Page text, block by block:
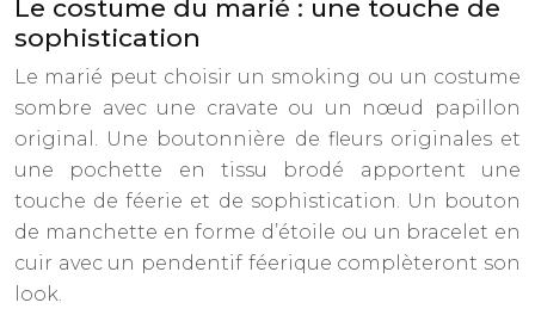
Le costume du marié : une touche de
sophistication
Le marié peut choisir un smoking ou un costume
sombre avec une cravate ou un nœud papillon
original. Une boutonnière de fleurs originales et
une pochette en tissu brodé apportent une
touche de féerie et de sophistication. Un bouton
de manchette en forme d’étoile ou un bracelet en
cuir avec un pendentif féerique complèteront son
look.